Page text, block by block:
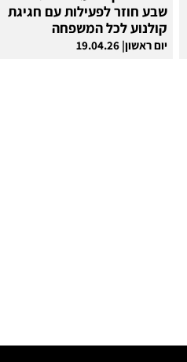
שבע חוזר לפעילות עם חגיגת
קולנוע לכל המשפחה
יום ראשון| 19.04.26